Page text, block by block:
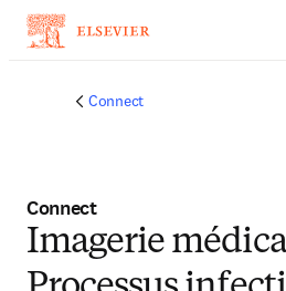
Connect
Connect
Imagerie